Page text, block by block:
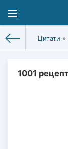
Цитати »
1001